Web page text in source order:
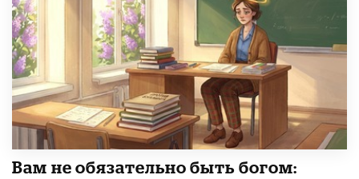
​Вам не обязательно быть богом: